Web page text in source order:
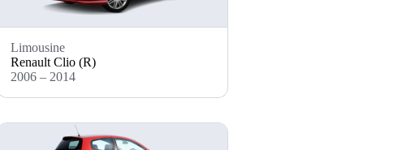
Limousine
Renault Clio (R)
2006 – 2014